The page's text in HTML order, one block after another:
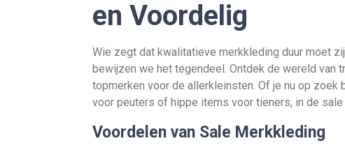
en Voordelig
Wie zegt dat kwalitatieve merkkleding duur moet
bewijzen we het tegendeel. Ontdek de wereld van
topmerken voor de allerkleinsten. Of je nu op
voor peuters of hippe items voor tieners, in de sale
Voordelen van Sale Merkkleding